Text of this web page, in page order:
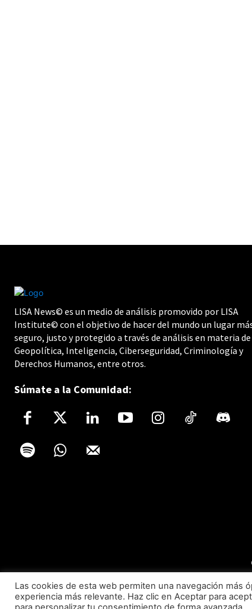
LISA News© es un medio de análisis promovido por LISA
Institute© con el objetivo de hacer del mundo un lugar
seguro, justo y protegido a través de análisis en materia de
Geopolítica, Inteligencia, Ciberseguridad, Criminología y
Derechos Humanos, entre otros.
Súmate a la Comunidad:
Las cookies de esta web permiten una navegación más
experiencia más relevante. Haz clic en Aceptar para